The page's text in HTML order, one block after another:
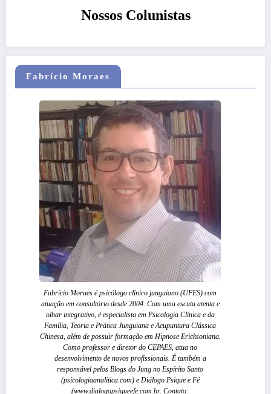
Nossos Colunistas
Fabrício Moraes
Fabrício Moraes é psicólogo clínico junguiano (UFES) com
atuação em consultório desde 2004. Com uma escuta atenta e
olhar integrativo, é especialista em Psicologia Clínica e da
Família, Teoria e Prática Junguiana e Acupuntura Clássica
Chinesa, além de possuir formação em Hipnose Ericksoniana.
Como professor e diretor do CEPAES, atua no
desenvolvimento de novos profissionais. É também a
responsável pelos Blogs do Jung no Espírito Santo
(psicologiaanalitica.com) e Diálogo Psique e Fé
(www.dialogopsiqueefe.com.br. Contato: